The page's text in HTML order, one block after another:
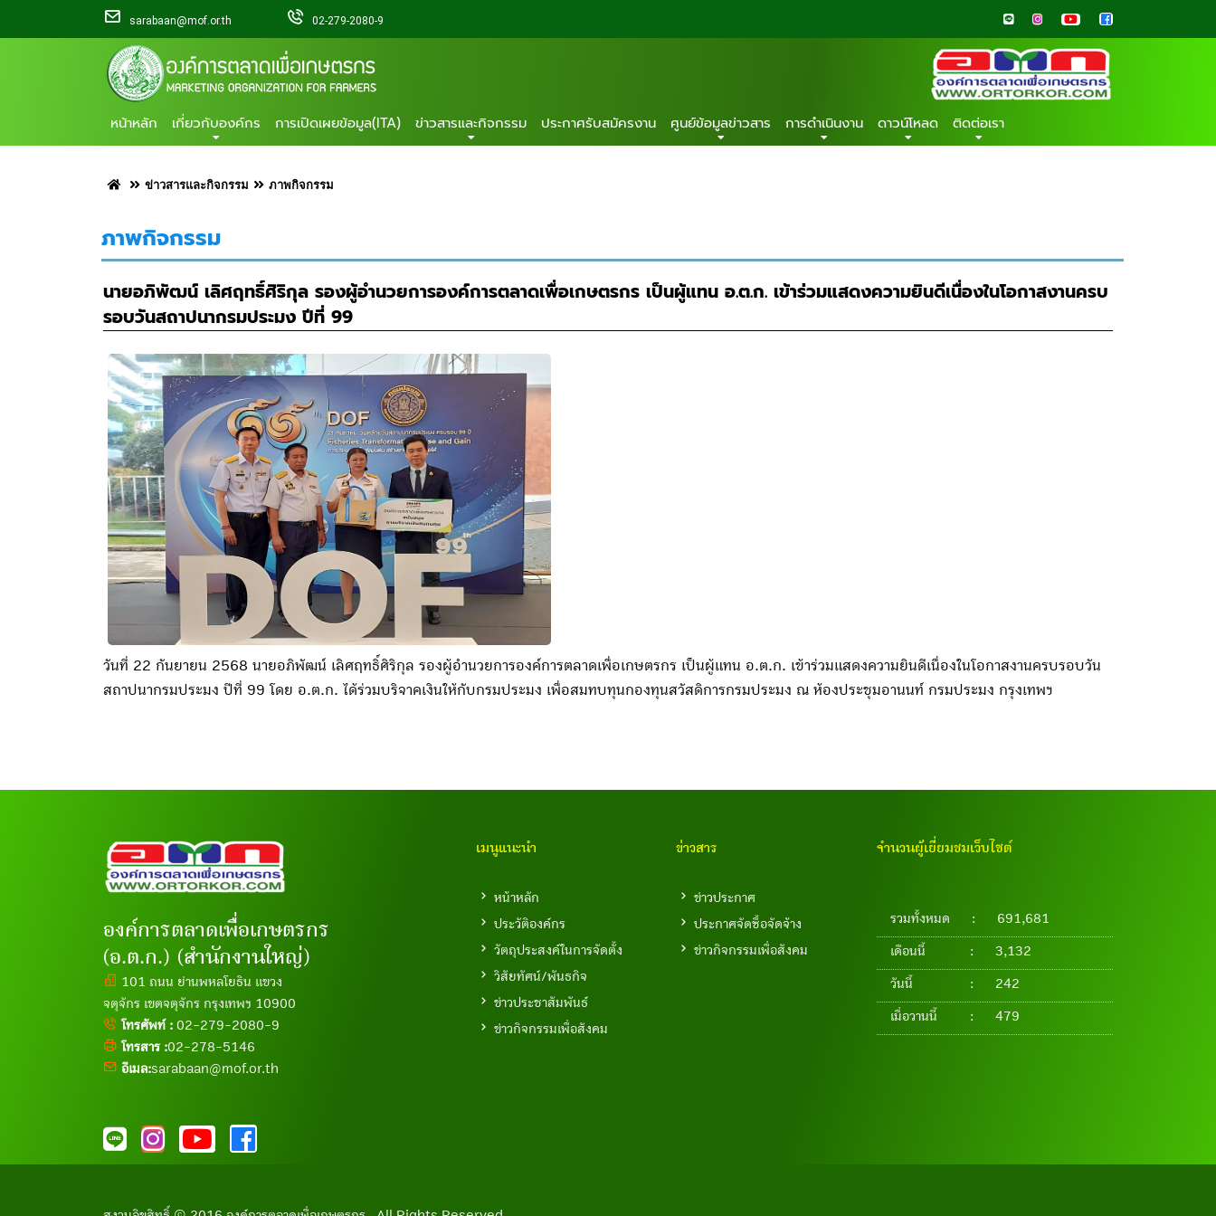
sarabaan@mof.or.th 02-279-2080-9
หน้าหลัก เกี่ยวกับองค์กร การเปิดเผยข้อมูล(ITA) ข่าวสารและกิจกรรม ประกาศรับสมัครงาน ศูนย์ข้อมูลข่าวสาร การดำเนินงาน ดาวน์โหลด ติดต่อเรา
ข่าวสารและกิจกรรม ภาพกิจกรรม
ภาพกิจกรรม
นายอภิพัฒน์ เลิศฤทธิ์ศิริกุล รองผู้อำนวยการองค์การตลาดเพื่อเกษตรกร เป็นผู้แทน อ.ต.ก. เข้าร่วมแสดงความยินดีเนื่องในโอกาสงานครบ
รอบวันสถาปนากรมประมง ปีที่ 99
วันที่ 22 กันยายน 2568 นายอภิพัฒน์ เลิศฤทธิ์ศิริกุล รองผู้อำนวยการองค์การตลาดเพื่อเกษตรกร เป็นผู้แทน อ.ต.ก. เข้าร่วมแสดงความยินดีเนื่องในโอกาสงานครบรอบวัน
สถาปนากรมประมง ปีที่ 99 โดย อ.ต.ก. ได้ร่วมบริจาคเงินให้กับกรมประมง เพื่อสมทบทุนกองทุนสวัสดิการกรมประมง ณ ห้องประชุมอานนท์ กรมประมง กรุงเทพฯ
องค์การตลาดเพื่อเกษตรกร
(อ.ต.ก.) (สำนักงานใหญ่)
101 ถนน ย่านพหลโยธิน แขวง
จตุจักร เขตจตุจักร กรุงเทพฯ 10900
โทรศัพท์ : 02-279-2080-9
โทรสาร :02-278-5146
อีเมล:sarabaan@mof.or.th
เมนูแนะนำ
หน้าหลัก
ประวัติองค์กร
วัตถุประสงค์ในการจัดตั้ง
วิสัยทัศน์/พันธกิจ
ข่าวประชาสัมพันธ์
ข่าวกิจกรรมเพื่อสังคม
ข่าวสาร
ข่าวประกาศ
ประกาศจัดซื้อจัดจ้าง
ข่าวกิจกรรมเพื่อสังคม
จำนวนผู้เยี่ยมชมเว็บไซต์
รวมทั้งหมด : 691,681
เดือนนี้ : 3,132
วันนี้ : 242
เมื่อวานนี้ : 479